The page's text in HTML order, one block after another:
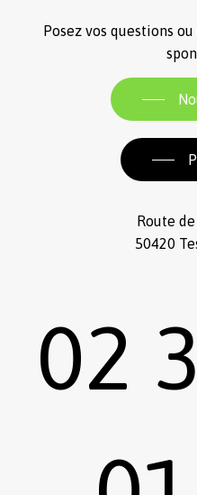
Posez vos questions
Route
50420
02